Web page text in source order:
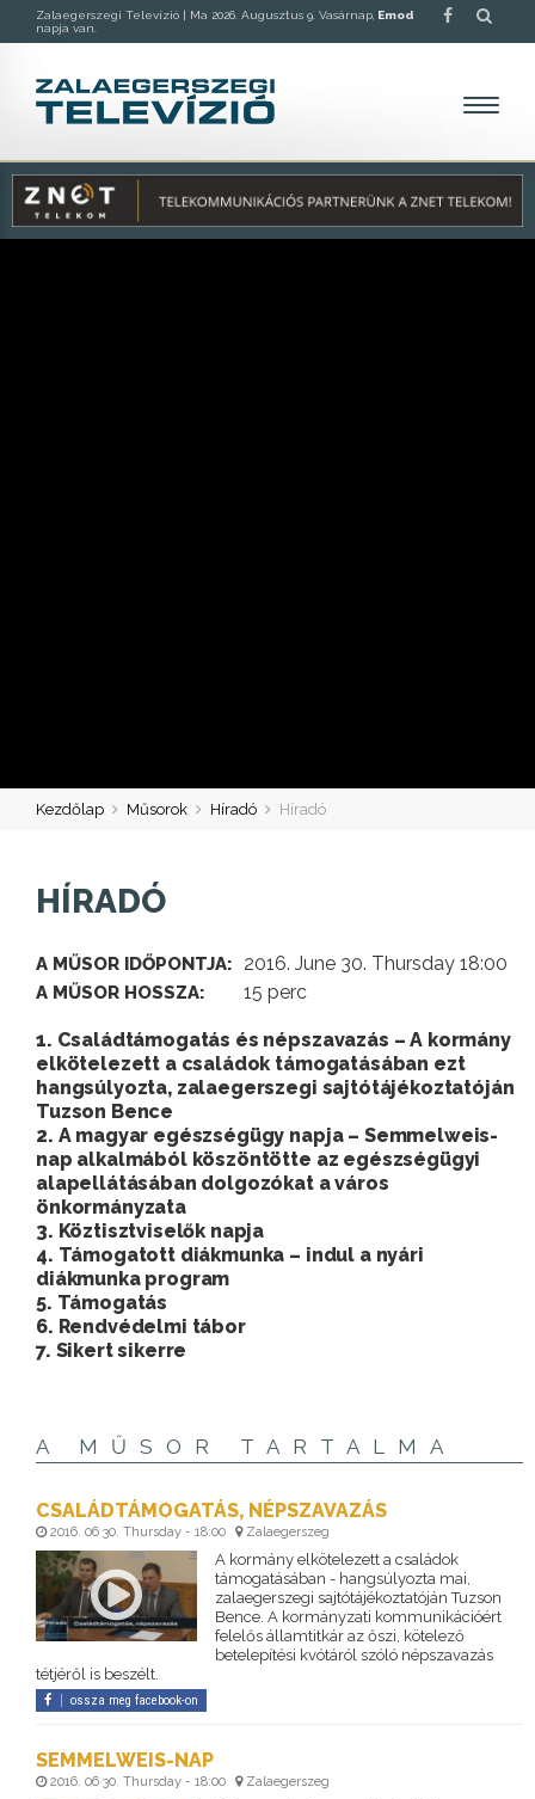
Zalaegerszegi Televízió | Ma 2026. Augusztus 9. Vasárnap, Emod
napja van.
Kezdőlap Műsorok Híradó Híradó
HÍRADÓ
A MŰSOR IDŐPONTJA: 2016. June 30. Thursday 18:00
A MŰSOR HOSSZA: 15 perc
1. Családtámogatás és népszavazás – A kormány
elkötelezett a családok támogatásában ezt
hangsúlyozta, zalaegerszegi sajtótájékoztatóján
Tuzson Bence
2. A magyar egészségügy napja – Semmelweis-
nap alkalmából köszöntötte az egészségügyi
alapellátásában dolgozókat a város
önkormányzata
3. Köztisztviselők napja
4. Támogatott diákmunka – indul a nyári
diákmunka program
5. Támogatás
6. Rendvédelmi tábor
7. Sikert sikerre
A MŰSOR TARTALMA
CSALÁDTÁMOGATÁS, NÉPSZAVAZÁS
2016. 06 30. Thursday - 18:00 Zalaegerszeg
A kormány elkötelezett a családok
támogatásában - hangsúlyozta mai,
zalaegerszegi sajtótájékoztatóján Tuzson
Bence. A kormányzati kommunikációért
felelős államtitkár az őszi, kötelező
betelepítési kvótáról szóló népszavazás
tétjéről is beszélt.
ossza meg facebook-on
SEMMELWEIS-NAP
2016. 06 30. Thursday - 18:00 Zalaegerszeg